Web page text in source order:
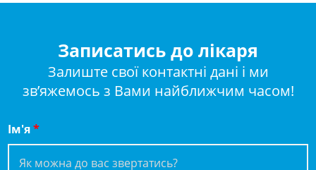
Записатись до лікаря
Залиште свої контактні дані і ми
зв’яжемось з Вами найближчим часом!
Ім'я*